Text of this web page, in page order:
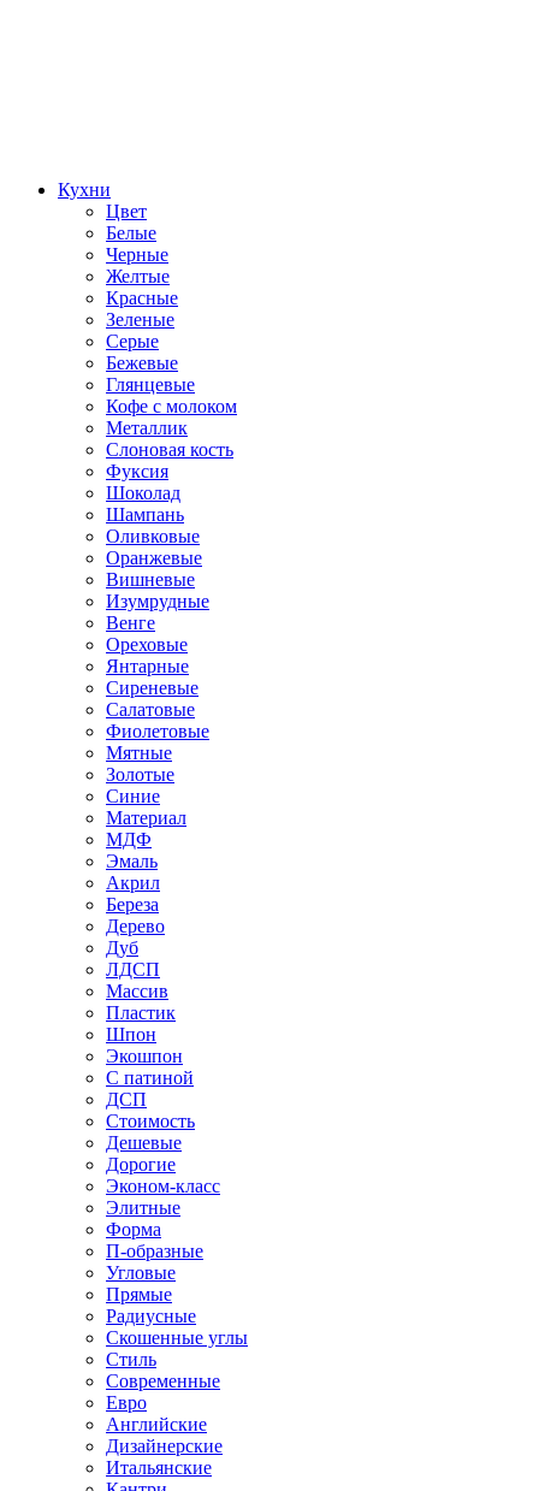
Кухни
Цвет
Белые
Черные
Желтые
Красные
Зеленые
Серые
Бежевые
Глянцевые
Кофе с молоком
Металлик
Слоновая кость
Фуксия
Шоколад
Шампань
Оливковые
Оранжевые
Вишневые
Изумрудные
Венге
Ореховые
Янтарные
Сиреневые
Салатовые
Фиолетовые
Мятные
Золотые
Синие
Материал
МДФ
Эмаль
Акрил
Береза
Дерево
Дуб
ЛДСП
Массив
Пластик
Шпон
Экошпон
С патиной
ДСП
Стоимость
Дешевые
Дорогие
Эконом-класс
Элитные
Форма
П-образные
Угловые
Прямые
Радиусные
Скошенные углы
Стиль
Современные
Евро
Английские
Дизайнерские
Итальянские